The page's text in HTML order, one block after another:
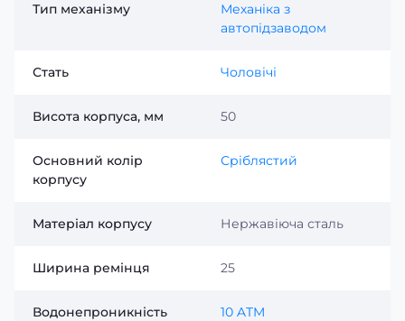
Тип механізму
Механіка з
автопідзаводом
Стать Чоловічі
Висота корпуса, мм 50
Основний колір
корпусу
Сріблястий
Матеріал корпусу Нержавіюча сталь
Ширина ремінця 25
Водонепроникність 10 ATM